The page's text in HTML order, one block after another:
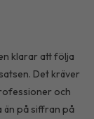
klarar att följa
Det kräver
och
än på siffran på